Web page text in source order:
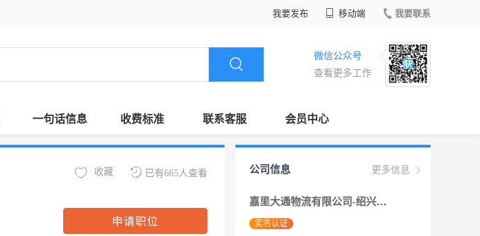
我要发布 移动端 我要联系
微信公众号
查看更多工作
一句话信息 收费标准 联系客服 会员中心
已有665人查看
收藏
申请职位
更多信息
公司信息
嘉里大通物流有限公司-绍兴分公司
实名认证